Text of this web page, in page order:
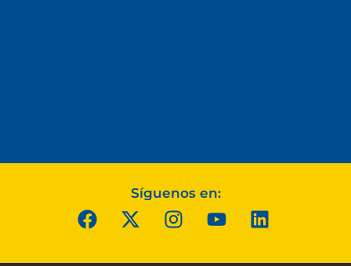
Síguenos en: